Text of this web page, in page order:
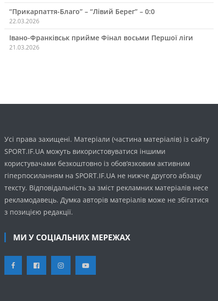
“Прикарпаття-Благо” – “Лівий Берег” – 0:0
22.03.2026
Івано-Франківськ прийме Фінал восьми Першої ліги
21.03.2026
Усі права захищені. Матеріали (частина матеріалів) із сайту
SPORT.IF.UA можуть використовуватися іншими
користувачами безкоштовно із обов’язковим активним
гіперпосиланням на SPORT.IF.UA не нижче другого абзацу
тексту. Відповідальність за зміст рекламних матеріалів несе
рекламодавець. Думка авторів матеріалів може не збігатися
з позицією редакції.
МИ У СОЦІАЛЬНИХ МЕРЕЖАХ